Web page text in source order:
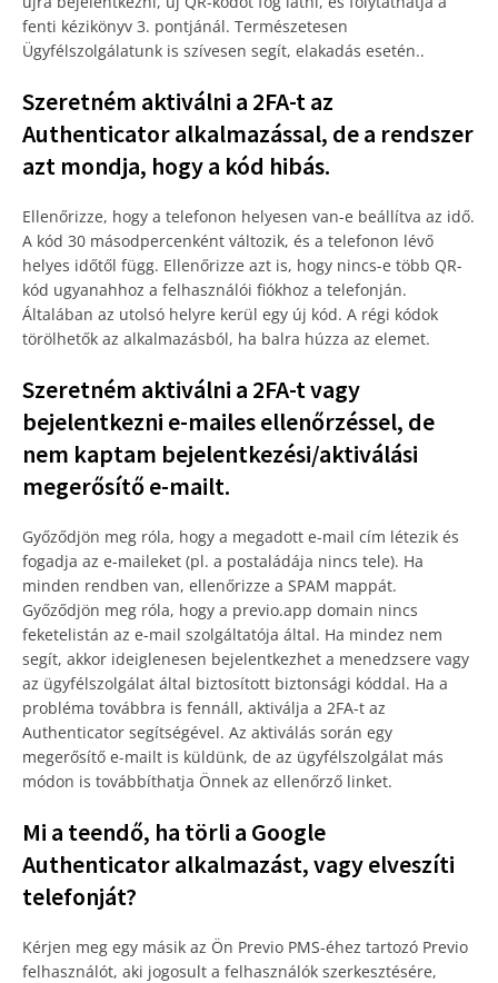
fenti kézikönyv 3. pontjánál. Természetesen
Ügyfélszolgálatunk is szívesen segít, elakadás esetén..
Szeretném aktiválni a 2FA-t az
Authenticator alkalmazással, de a rendszer
azt mondja, hogy a kód hibás.
Ellenőrizze, hogy a telefonon helyesen van-e beállítva az idő.
A kód 30 másodpercenként változik, és a telefonon lévő
helyes időtől függ. Ellenőrizze azt is, hogy nincs-e több QR-
kód ugyanahhoz a felhasználói fiókhoz a telefonján.
Általában az utolsó helyre kerül egy új kód. A régi kódok
törölhetők az alkalmazásból, ha balra húzza az elemet.
Szeretném aktiválni a 2FA-t vagy
bejelentkezni e-mailes ellenőrzéssel, de
nem kaptam bejelentkezési/aktiválási
megerősítő e-mailt.
Győződjön meg róla, hogy a megadott e-mail cím létezik és
fogadja az e-maileket (pl. a postaládája nincs tele). Ha
minden rendben van, ellenőrizze a SPAM mappát.
Győződjön meg róla, hogy a previo.app domain nincs
feketelistán az e-mail szolgáltatója által. Ha mindez nem
segít, akkor ideiglenesen bejelentkezhet a menedzsere vagy
az ügyfélszolgálat által biztosított biztonsági kóddal. Ha a
probléma továbbra is fennáll, aktiválja a 2FA-t az
Authenticator segítségével. Az aktiválás során egy
megerősítő e-mailt is küldünk, de az ügyfélszolgálat más
módon is továbbíthatja Önnek az ellenőrző linket.
Mi a teendő, ha törli a Google
Authenticator alkalmazást, vagy elveszíti
telefonját?
Kérjen meg egy másik az Ön Previo PMS-éhez tartozó Previo
felhasználót, aki jogosult a felhasználók szerkesztésére,